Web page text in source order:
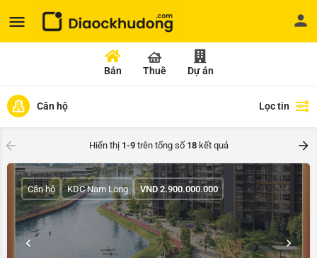
Bán Thuê Dự án
Căn hộ Lọc tin
Hiển thị 1-9trên tổng số 18kết quả
Căn hộ KDC Nam Long VND 2.900.000.000